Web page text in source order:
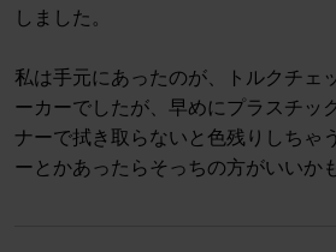
しました。
私は手元にあったのが、トルクチェ
ーカーでしたが、早めにプラスチッ
ナーで拭き取らないと色残りしちゃ
ーとかあったらそっちの方がいいか